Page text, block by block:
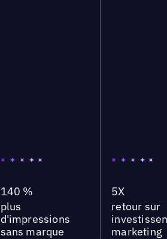
140 %
plus
d'impressions
sans marque
5X
retour sur
marketing